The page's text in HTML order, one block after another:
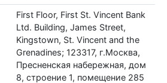
First Floor, First St. Vincent Bank
Ltd. Building, James Street,
Kingstown, St. Vincent and the
Grenadines; 123317, г.Москва,
Пресненская набережная, дом
8, строение 1, помещение 285